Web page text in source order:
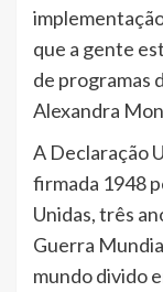
que a gente
de programas
Alexandra
A Declaração
firmada 1948
Unidas, três
Guerra
mundo divido